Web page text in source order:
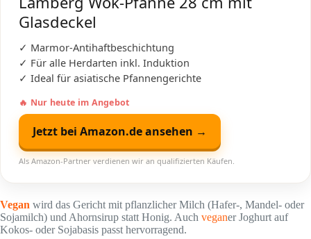
Glasdeckel
✓ Marmor-Antihaftbeschichtung
✓ Für alle Herdarten inkl. Induktion
✓ Ideal für asiatische Pfannengerichte
🔥 Nur heute im Angebot
Jetzt bei Amazon.de ansehen →
Als Amazon-Partner verdienen wir an qualifizierten Käufen.
Vegan wird das Gericht mit pflanzlicher Milch (Hafer-, Mandel- oder
Sojamilch) und Ahornsirup statt Honig. Auch veganer Joghurt auf
Kokos- oder Sojabasis passt hervorragend.